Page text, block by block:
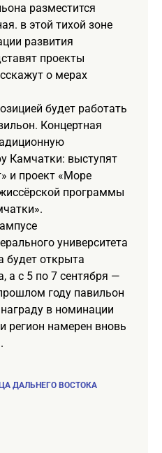
разместится
в этой тихой зоне
развития
проекты
о мерах
будет работать
Концертная
Камчатки: выступят
и проект «Море
программы
университета
будет открыта
а с 5 по 7 сентября —
году павильон
в номинации
регион намерен вновь
ДАЛЬНЕГО ВОСТОКА